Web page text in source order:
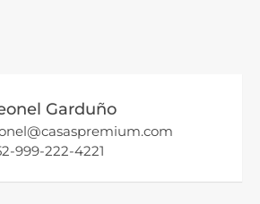
Garduño
999-222-4221